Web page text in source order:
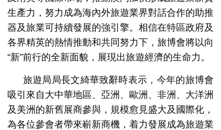
生產力，努力成為海內外旅遊業界對話合作的助推
器及旅業可持續發展的強引擎。相信在特區政府及
各界精英的熱情推動和共同努力下，旅博會將以向
“新”前行的全新面貌，展現出旅遊經濟的生命力。
旅遊局局長文綺華致辭時表示，今年的旅博會
吸引來自大中華地區、亞洲、歐洲、非洲、大洋洲
及美洲的新舊展商參與，規模愈見盛大及國際化，
為各位參會者帶來嶄新商機，着力發展成為旅遊業